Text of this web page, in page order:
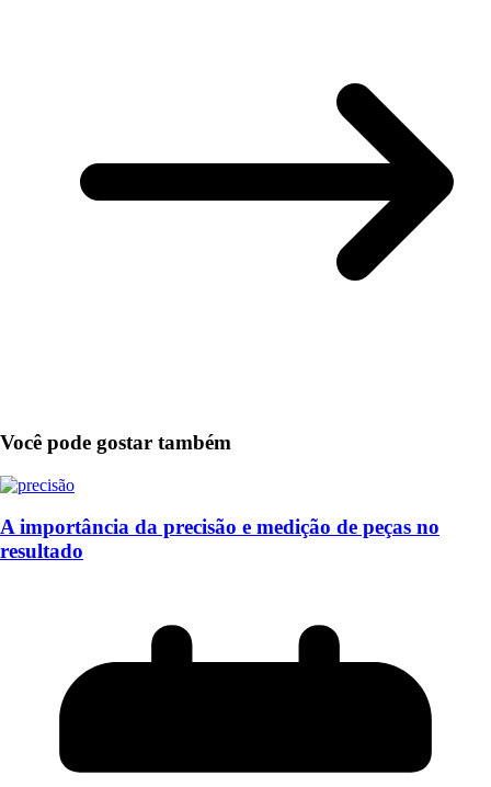
Você pode gostar também
A importância da precisão e medição de peças no
resultado